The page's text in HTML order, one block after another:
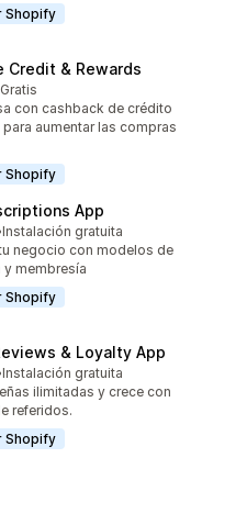
Shopify
Credit & Rewards
total
Gratis
con cashback de crédito
aumentar las compras
Shopify
App
en total
Instalación gratuita
negocio con modelos de
membresía
Shopify
& Loyalty App
en total
Instalación gratuita
ilimitadas y crece con
referidos.
Shopify